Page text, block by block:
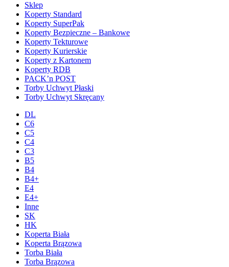
Sklep
Koperty Standard
Koperty SuperPak
Koperty Bezpieczne – Bankowe
Koperty Tekturowe
Koperty Kurierskie
Koperty z Kartonem
Koperty RDB
PACK’n POST
Torby Uchwyt Płaski
Torby Uchwyt Skręcany
DL
C6
C5
C4
C3
B5
B4
B4+
E4
E4+
Inne
SK
HK
Koperta Biała
Koperta Brązowa
Torba Biała
Torba Brązowa